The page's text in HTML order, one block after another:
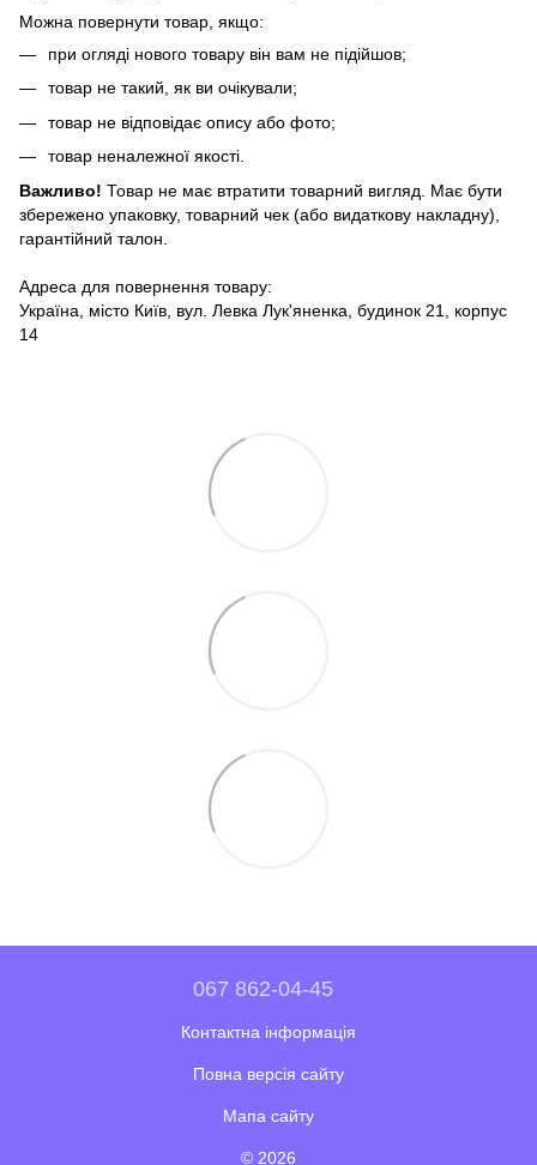
Можна повернути товар, якщо:
при огляді нового товару він вам не підійшов;
товар не такий, як ви очікували;
товар не відповідає опису або фото;
товар неналежної якості.
Важливо! Товар не має втратити товарний вигляд. Має бути
збережено упаковку, товарний чек (або видаткову накладну),
гарантійний талон.
Адреса для повернення товару:
Україна, місто Київ, вул. Левка Лук'яненка, будинок 21, корпус
14
067 862-04-45
Контактна інформація
Повна версія сайту
Мапа сайту
© 2026